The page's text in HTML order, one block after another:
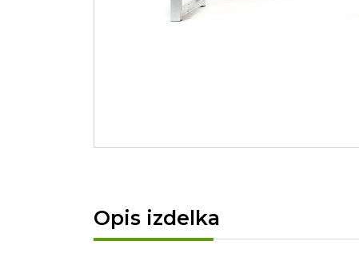
Opis izdelka